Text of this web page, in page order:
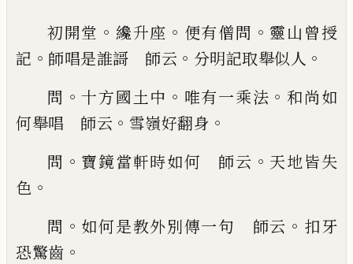
初開堂 。 纔升座 。 便有僧問 。靈山曾授
記 。 師唱是誰謌 師云 。 分明記取舉似人 。
問 。十方國土中 。 唯有一乘法 。 和尚如
何舉唱 師云 。 雪嶺好翻身 。
問 。 寶鏡當軒時如何 師云 。 天地皆失
色 。
問 。 如何是教外別傳一句 師云 。 扣牙
恐驚齒 。